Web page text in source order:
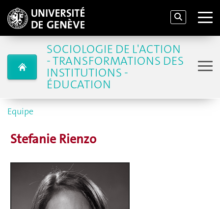
SOCIOLOGIE DE L'ACTION
- TRANSFORMATIONS DES
INSTITUTIONS -
ÉDUCATION
Equipe
Stefanie Rienzo